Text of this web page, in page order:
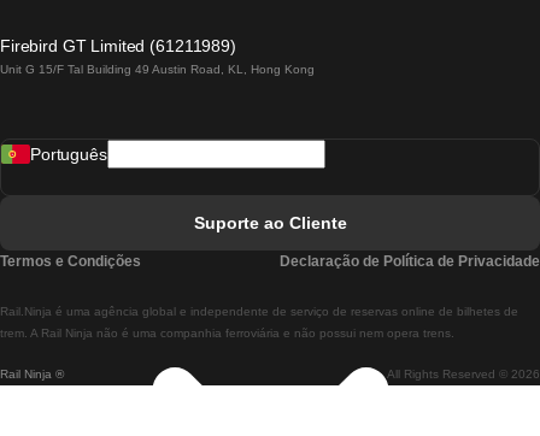
Comboios De Lisboa A Madrid
Comboios De Lisboa A Braga
Comboios De Braga A Lisboa
Firebird GT Limited (61211989)
Unit G 15/F Tal Building 49 Austin Road, KL, Hong Kong
Rail Ninja ® All Rights Reserved © 2026
Rail.Ninja é uma agência global e independente de serviço de reservas online de bilhetes de
trem. A Rail Ninja não é uma companhia ferroviária e não possui nem opera trens.
Português
Suporte ao Cliente
Termos e Condições Declaração de Política de Privacidade